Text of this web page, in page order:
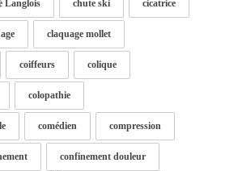
Langlois chute ski cicatrice
claquage mollet
coiffeurs colique
colopathie
comédien compression
confinement douleur